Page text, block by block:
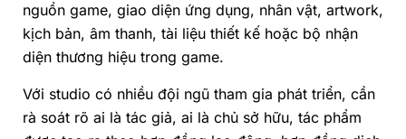
nguồn game, giao diện ứng dụng, nhân vật, artwork,
kịch bản, âm thanh, tài liệu thiết kế hoặc bộ nhận
diện thương hiệu trong game.
Với studio có nhiều đội ngũ tham gia phát triển, cần
rà soát rõ ai là tác giả, ai là chủ sở hữu, tác phẩm